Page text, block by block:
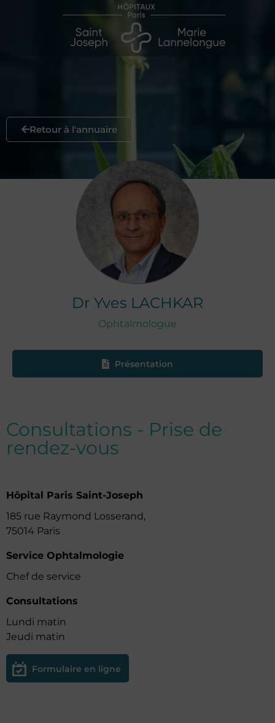
Retour à l'annuaire
Dr Yves LACHKAR
Ophtalmologue
Présentation
Consultations - Prise de
rendez-vous
Hôpital Paris Saint-Joseph
185 rue Raymond Losserand,
75014 Paris
Service Ophtalmologie
Chef de service
Consultations
Lundi matin
Jeudi matin
Formulaire en ligne